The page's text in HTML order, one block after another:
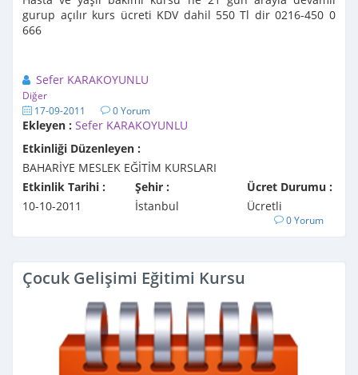
gurup açılır kurs ücreti KDV dahil 550 Tl dir 0216-450 0
666
Sefer KARAKOYUNLU
Diğer
17-09-2011 0 Yorum
Ekleyen : Sefer KARAKOYUNLU
Etkinliği Düzenleyen :
BAHARİYE MESLEK EĞİTİM KURSLARI
Etkinlik Tarihi :
10-10-2011
Şehir :
İstanbul
Ücret Durumu :
Ücretli
0 Yorum
Çocuk Gelişimi Eğitimi Kursu